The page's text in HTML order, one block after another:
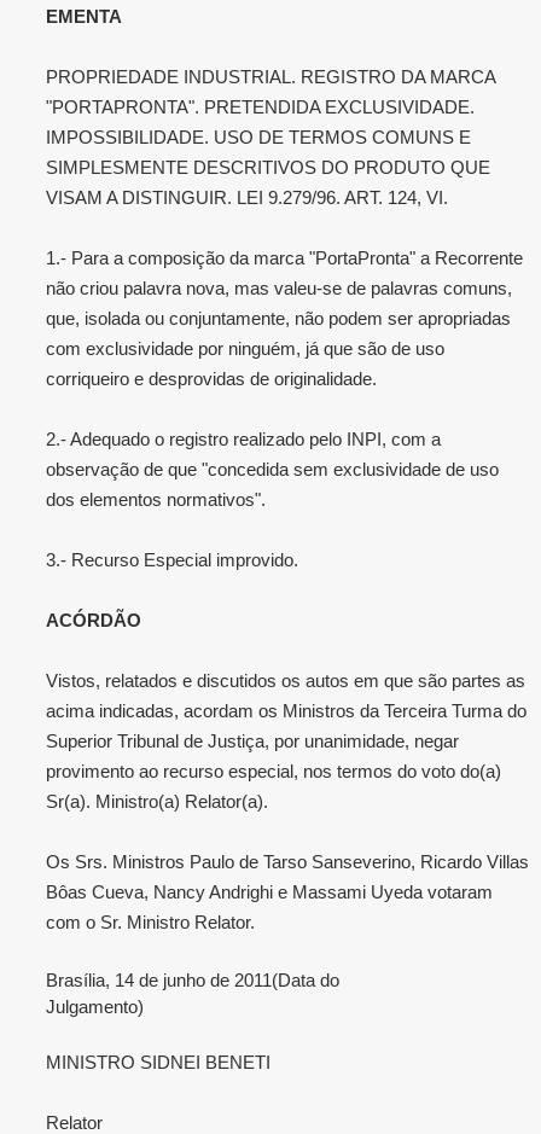
EMENTA
PROPRIEDADE INDUSTRIAL. REGISTRO DA MARCA
"PORTAPRONTA". PRETENDIDA EXCLUSIVIDADE.
IMPOSSIBILIDADE. USO DE TERMOS COMUNS E
SIMPLESMENTE DESCRITIVOS DO PRODUTO QUE
VISAM A DISTINGUIR. LEI 9.279/96. ART. 124, VI.
1.- Para a composição da marca "PortaPronta" a Recorrente
não criou palavra nova, mas valeu-se de palavras comuns,
que, isolada ou conjuntamente, não podem ser apropriadas
com exclusividade por ninguém, já que são de uso
corriqueiro e desprovidas de originalidade.
2.- Adequado o registro realizado pelo INPI, com a
observação de que "concedida sem exclusividade de uso
dos elementos normativos".
3.- Recurso Especial improvido.
ACÓRDÃO
Vistos, relatados e discutidos os autos em que são partes as
acima indicadas, acordam os Ministros da Terceira Turma do
Superior Tribunal de Justiça, por unanimidade, negar
provimento ao recurso especial, nos termos do voto do(a)
Sr(a). Ministro(a) Relator(a).
Os Srs. Ministros Paulo de Tarso Sanseverino, Ricardo Villas
Bôas Cueva, Nancy Andrighi e Massami Uyeda votaram
com o Sr. Ministro Relator.
Brasília, 14 de junho de 2011(Data do
Julgamento)
MINISTRO SIDNEI BENETI
Relator